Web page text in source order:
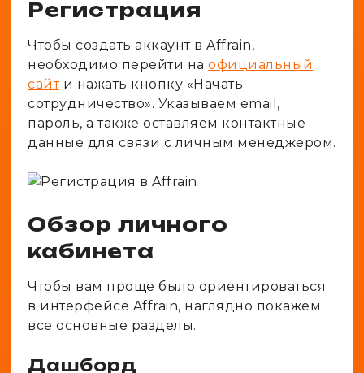
Регистрация
Чтобы создать аккаунт в Affrain,
необходимо перейти на официальный
сайти нажать кнопку «Начать
сотрудничество». Указываем email,
пароль, а также оставляем контактные
данные для связи с личным менеджером.
Обзор личного
кабинета
Чтобы вам проще было ориентироваться
в интерфейсе Affrain, наглядно покажем
все основные разделы.
Дашборд